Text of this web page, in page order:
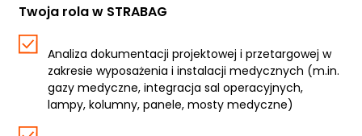
Twoja rola w STRABAG
Analiza dokumentacji projektowej i przetargowej w
zakresie wyposażenia i instalacji medycznych (m.in.
gazy medyczne, integracja sal operacyjnych,
lampy, kolumny, panele, mosty medyczne)